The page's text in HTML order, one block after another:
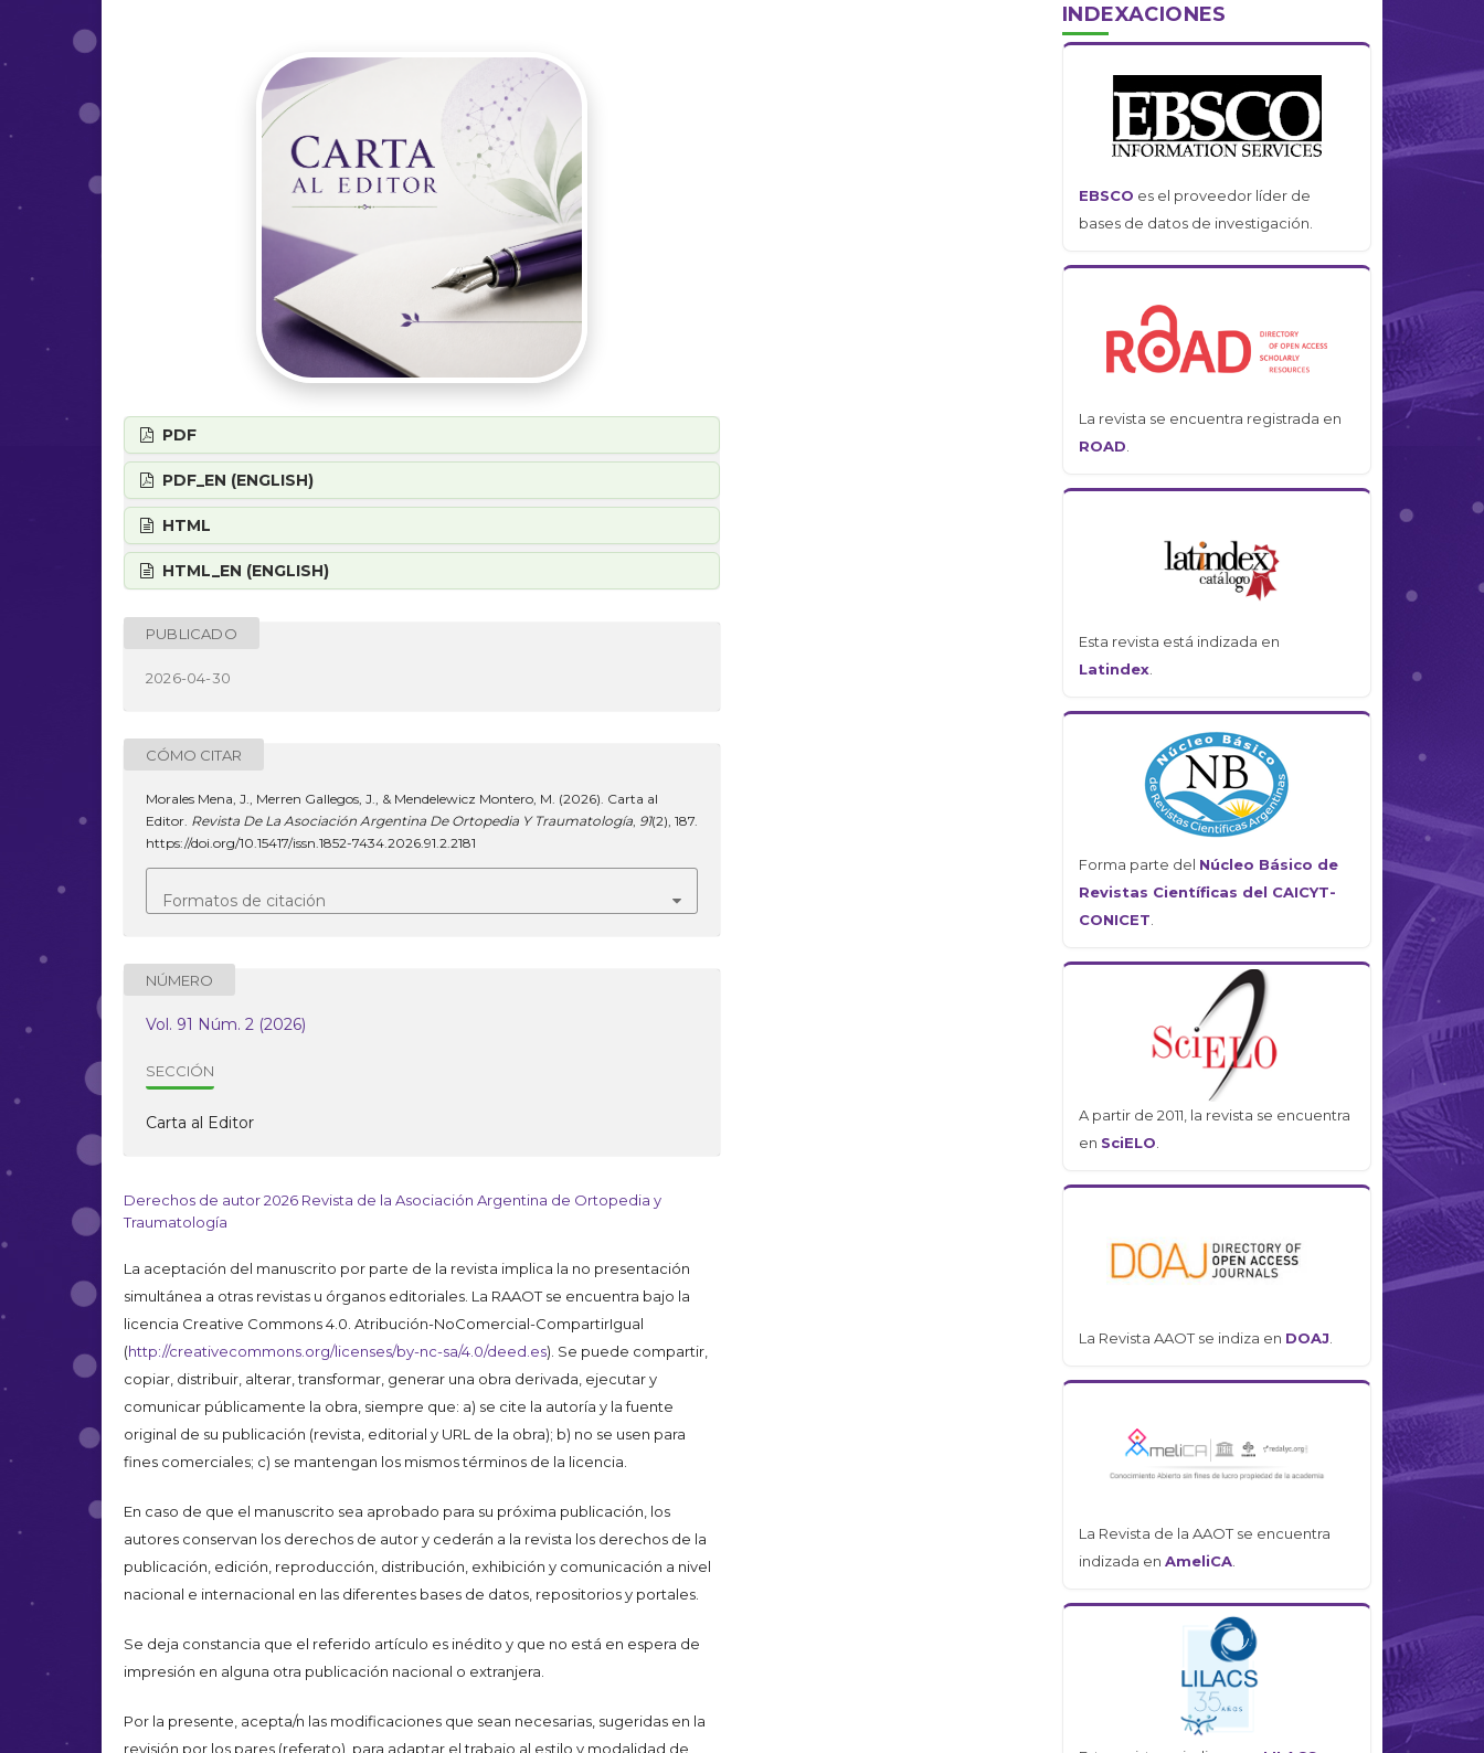
PDF
PDF_EN (ENGLISH)
HTML
HTML_EN (ENGLISH)
PUBLICADO
2026-04-30
CÓMO CITAR
Morales Mena, J., Merren Gallegos, J., & Mendelewicz Montero, M. (2026). Carta al
Editor. Revista De La Asociación Argentina De Ortopedia Y Traumatología 91(2), 187.
https://doi.org/10.15417/issn.1852-7434.2026.91.2.2181
Formatos de citación
NÚMERO
Vol. 91 Núm. 2 (2026)
SECCIÓN
Carta al Editor
Derechos de autor 2026 Revista de la Asociación Argentina de Ortopedia y
Traumatología
La aceptación del manuscrito por parte de la revista implica la no presentación
simultánea a otras revistas u órganos editoriales. La RAAOT se encuentra bajo la
licencia Creative Commons 4.0. Atribución-NoComercial-CompartirIgual
(http://creativecommons.org/licenses/by-nc-sa/4.0/deed.es). Se puede compartir,
copiar, distribuir, alterar, transformar, generar una obra derivada, ejecutar y
comunicar públicamente la obra, siempre que: a) se cite la autoría y la fuente
original de su publicación (revista, editorial y URL de la obra); b) no se usen para
fines comerciales; c) se mantengan los mismos términos de la licencia.
En caso de que el manuscrito sea aprobado para su próxima publicación, los
autores conservan los derechos de autor y cederán a la revista los derechos de la
publicación, edición, reproducción, distribución, exhibición y comunicación a nivel
nacional e internacional en las diferentes bases de datos, repositorios y portales.
Se deja constancia que el referido artículo es inédito y que no está en espera de
impresión en alguna otra publicación nacional o extranjera.
Por la presente, acepta/n las modificaciones que sean necesarias, sugeridas en la
revisión por los pares (referato), para adaptar el trabajo al estilo y modalidad de
INDEXACIONES
EBSCO es el proveedor líder de
bases de datos de investigación.
La revista se encuentra registrada en
ROAD.
Esta revista está indizada en
Latindex.
Forma parte del Núcleo Básico de
Revistas Científicas del CAICYT-
CONICET.
A partir de 2011, la revista se encuentra
en SciELO.
La Revista AAOT se indiza en DOAJ.
La Revista de la AAOT se encuentra
indizada en AmeliCA.